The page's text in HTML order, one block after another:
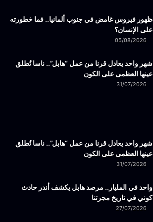
ظهور فيروس غامض في جنوب ألمانيا.. فما خطورته
على الإنسان؟
05/08/2026
شهر واحد يعادل قرنا من عمل “هابل”.. ناسا تُطلق
عينها العظمى على الكون
31/07/2026
شهر واحد يعادل قرنا من عمل “هابل”.. ناسا تُطلق
عينها العظمى على الكون
31/07/2026
واحد في المليار.. مرصد هابل يكشف أندر حادث
كوني في تاريخ مجرتنا
27/07/2026